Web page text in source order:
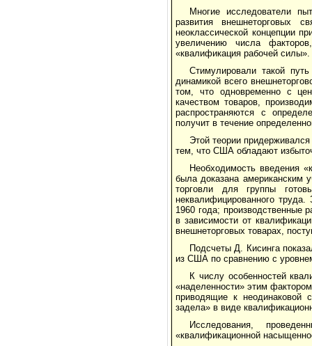
Многие исследователи
развития внешнеторговых
неоклассической концепции
увеличению числа
«квалификация рабочей силы».
Стимулировали такой
динамикой всего
том, что одновременно с
качеством товаров,
распространяются с
получит в течение
Этой теории
тем, что США обладают
Необходимость введения
была доказана американским
торговли для группы
неквалифицированного
1960 года; производственные
в зависимости от
внешнеторговых товарах,
Подсчеты Д. Кисинга
из США по сравнению с
К числу особенностей
«наделенности» этим
приводящие к неодинаковой
задела» в виде
Исследования,
«квалификационной